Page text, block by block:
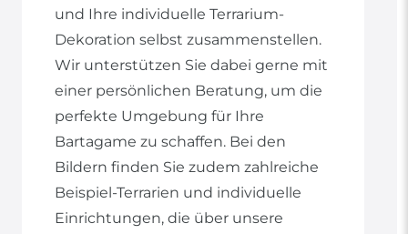
und Ihre individuelle Terrarium-
Dekoration selbst zusammenstellen.
Wir unterstützen Sie dabei gerne mit
einer persönlichen Beratung, um die
perfekte Umgebung für Ihre
Bartagame zu schaffen. Bei den
Bildern finden Sie zudem zahlreiche
Beispiel-Terrarien und individuelle
Einrichtungen, die über unsere